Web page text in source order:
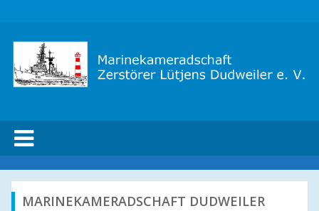
dudweiler
MARINEKAMERADSCHAFT DUDWEILER